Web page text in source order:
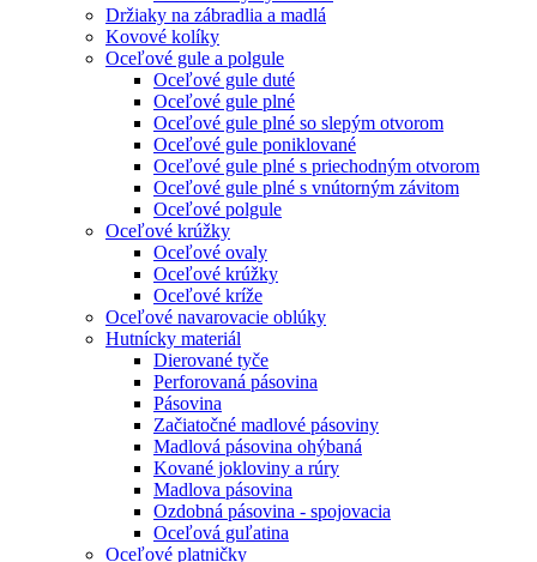
Držiaky na zábradlia a madlá
Kovové kolíky
Oceľové gule a polgule
Oceľové gule duté
Oceľové gule plné
Oceľové gule plné so slepým otvorom
Oceľové gule poniklované
Oceľové gule plné s priechodným otvorom
Oceľové gule plné s vnútorným závitom
Oceľové polgule
Oceľové krúžky
Oceľové ovaly
Oceľové krúžky
Oceľové kríže
Oceľové navarovacie oblúky
Hutnícky materiál
Dierované tyče
Perforovaná pásovina
Pásovina
Začiatočné madlové pásoviny
Madlová pásovina ohýbaná
Kované jokloviny a rúry
Madlova pásovina
Ozdobná pásovina - spojovacia
Oceľová guľatina
Oceľové platničky